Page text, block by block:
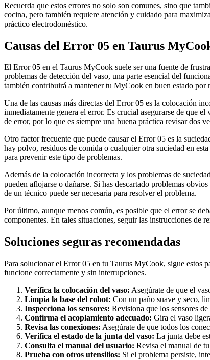
Recuerda que estos errores no solo son comunes, sino que
cocina, pero también requiere atención y cuidado para
práctico electrodoméstico.
Causas del Error 05 en Taurus
El Error 05 en el Taurus MyCook suele ser una fuente de
problemas de detección del vaso, una parte esencial del
también contribuirá a mantener tu MyCook en buen estado por
Una de las causas más directas del Error 05 es la colocación
inmediatamente genera el error. Es crucial asegurarse de que
de error, por lo que es siempre una buena práctica revisar dos
Otro factor frecuente que puede causar el Error 05 es la
hay polvo, residuos de comida o cualquier otra suciedad en
para prevenir este tipo de problemas.
Además de la colocación incorrecta y los problemas de
pueden aflojarse o dañarse. Si has descartado problemas
de un técnico puede ser necesaria para resolver el problema.
Por último, aunque menos común, es posible que el error se
componentes. En tales situaciones, seguir las instrucciones de
Soluciones seguras recomendadas
Para solucionar el Error 05 en tu Taurus MyCook, sigue estos
funcione correctamente y sin interrupciones.
Verifica la colocación del vaso: Asegúrate de que el
Limpia la base del robot: Con un paño suave y seco,
Inspecciona los sensores: Revisiona que los sensores
Confirma el acoplamiento adecuado: Gira el vaso
Revisa las conexiones: Asegúrate de que todos los
Verifica el estado de la junta del vaso: La junta debe
Consulta el manual del usuario: Revisa el manual de
Prueba con otros utensilios: Si el problema persiste,